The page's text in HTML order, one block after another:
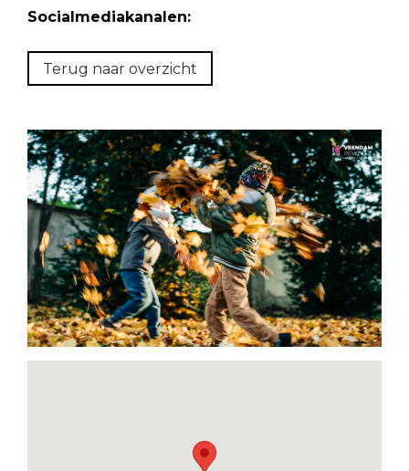
Socialmediakanalen:
Terug naar overzicht